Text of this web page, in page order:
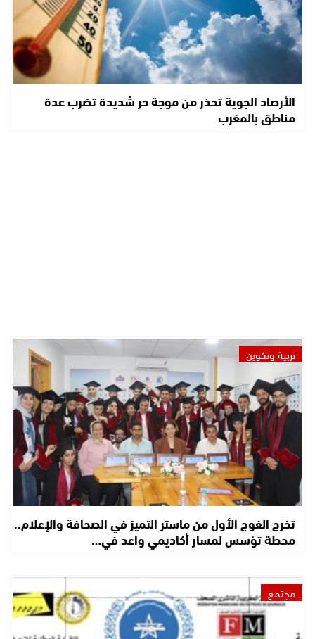
الأرصاد الجوية تحذر من موجة حر شديدة تضرب عدة
مناطق بالمغرب
تربية وتكوين
تخرج الفوج الأول من ماستر التميز في الصحافة والإعلام..
محطة تؤسس لمسار أكاديمي واعد في…
مجتمع